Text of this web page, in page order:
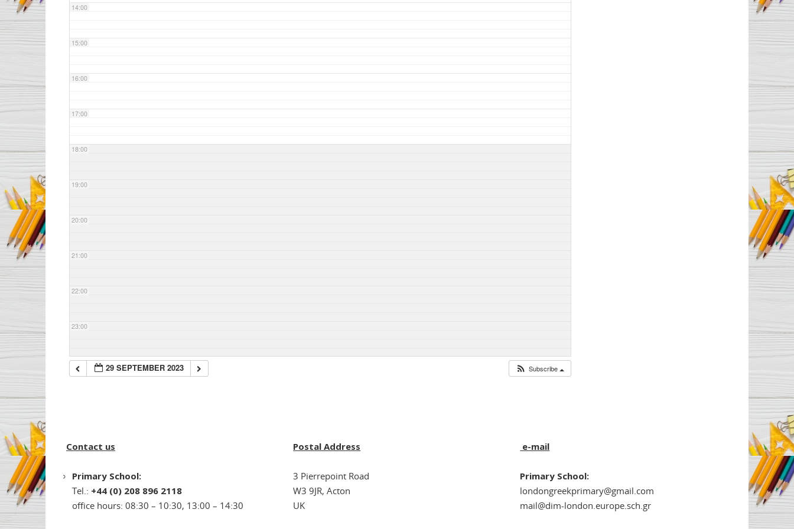
14:00
15:00
16:00
17:00
18:00
19:00
20:00
21:00
22:00
23:00
29 SEPTEMBER 2023 Subscribe
Contact us
Primary School:
Tel.: +44 (0) 208 896 2118
office hours: 08:30 – 10:30, 13:00 – 14:30
Postal Address
3 Pierrepoint Road
W3 9JR, Acton
UK
e-mail
Primary School:
londongreekprimary@gmail.com
mail@dim-london.europe.sch.gr